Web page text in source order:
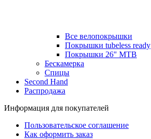
Все велопокрышки
Покрышки tubeless ready
Покрышки 26" MTB
Бескамерка
Спицы
Second Hand
Распродажа
Информация для покупателей
Пользовательское соглашение
Как оформить заказ